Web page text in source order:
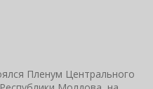
Пленум Центрального